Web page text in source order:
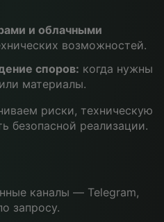
и облачными
возможностей.
споров: когда нужны
материалы.
риски, техническую
безопасной реализации.
каналы — Telegram,
запросу.